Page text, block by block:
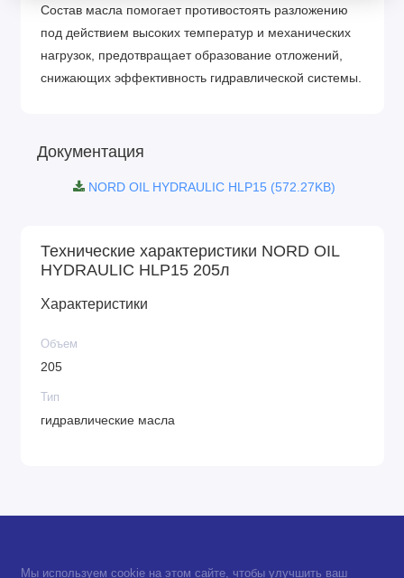
Состав масла помогает противостоять разложению
под действием высоких температур и механических
нагрузок, предотвращает образование отложений,
снижающих эффективность гидравлической системы.
Документация
NORD OIL HYDRAULIC HLP15 (572.27KB)
Технические характеристики NORD OIL
HYDRAULIC HLP15 205л
Характеристики
Объем
205
Тип
гидравлические масла
Мы используем cookie на этом сайте, чтобы улучшить ваш